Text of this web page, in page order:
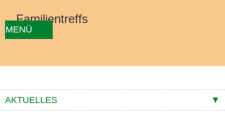
MENÜ
KONZEPT KONTAKTE
Familientreffs
AKTUELLES